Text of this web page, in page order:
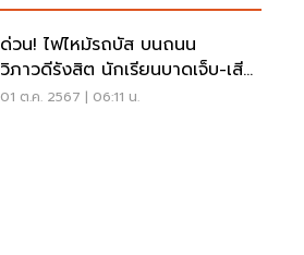
ด่วน! ไฟไหม้รถบัส บนถนน
วิภาวดีรังสิต นักเรียนบาดเจ็บ-เสีย
ชีวิต
01 ต.ค. 2567 | 06:11 น.